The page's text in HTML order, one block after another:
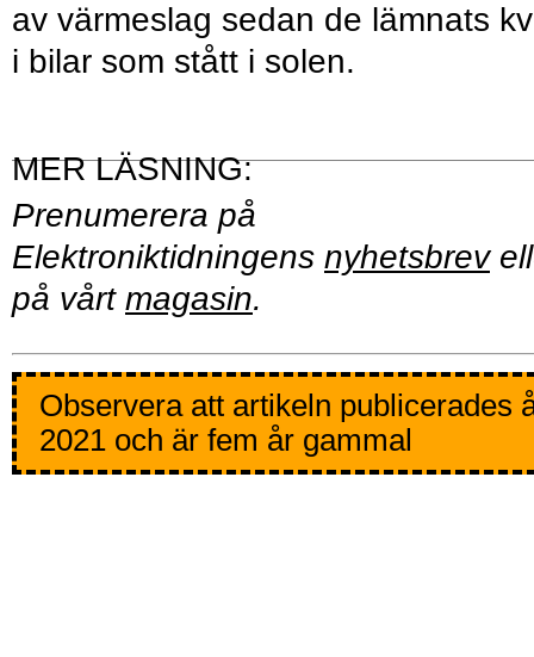
av värmeslag sedan de lämnats
i bilar som stått i solen.
Prenumerera på
Elektroniktidningens nyhetsbrev
på vårt magasin.
Observera att artikeln publicerades
2021 och är fem år gammal